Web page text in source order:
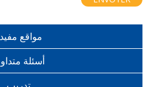
مواقع مفيدة
أسئلة متداولة